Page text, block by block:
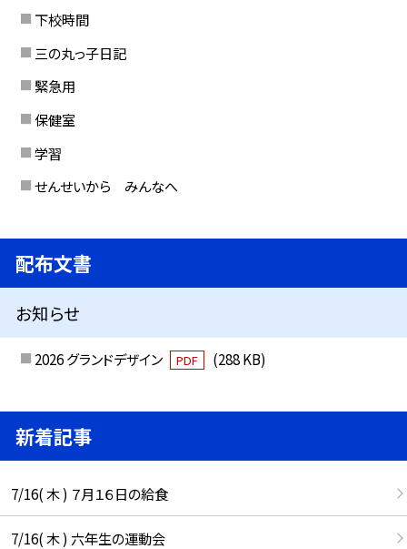
下校時間
三の丸っ子日記
緊急用
保健室
学習
せんせいから みんなへ
配布文書
お知らせ
2026 グランドデザイン PDF (288 KB)
新着記事
7/16( 木 ) ７月１６日の給食
7/16( 木 ) 六年生の運動会